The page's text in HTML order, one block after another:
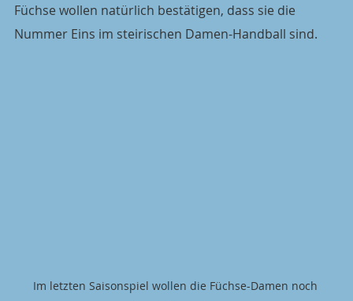
Füchse wollen natürlich bestätigen, dass sie die
Nummer Eins im steirischen Damen-Handball sind.
Im letzten Saisonspiel wollen die Füchse-Damen noch